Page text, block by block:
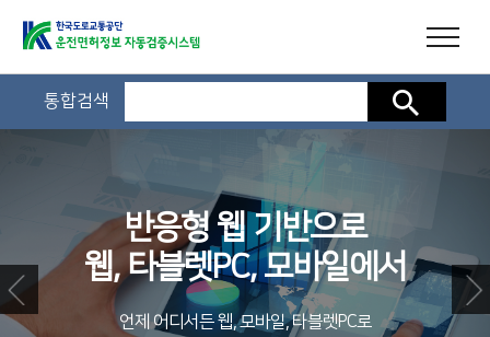
통합검색 검색
반응형 웹 기반으로
웹, 타블렛PC, 모바일에서
언제 어디서든 웹, 모바일, 타블렛PC로